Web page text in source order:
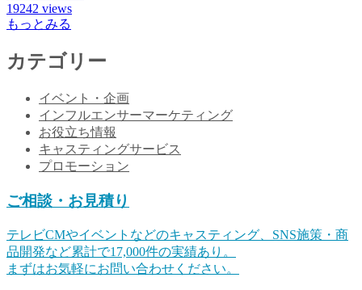
19242 views
もっとみる
カテゴリー
イベント・企画
インフルエンサーマーケティング
お役立ち情報
キャスティングサービス
プロモーション
ご相談・お見積り
テレビCMやイベントなどのキャスティング、SNS施策・商
品開発など累計で17,000件の実績あり。
まずはお気軽にお問い合わせください。